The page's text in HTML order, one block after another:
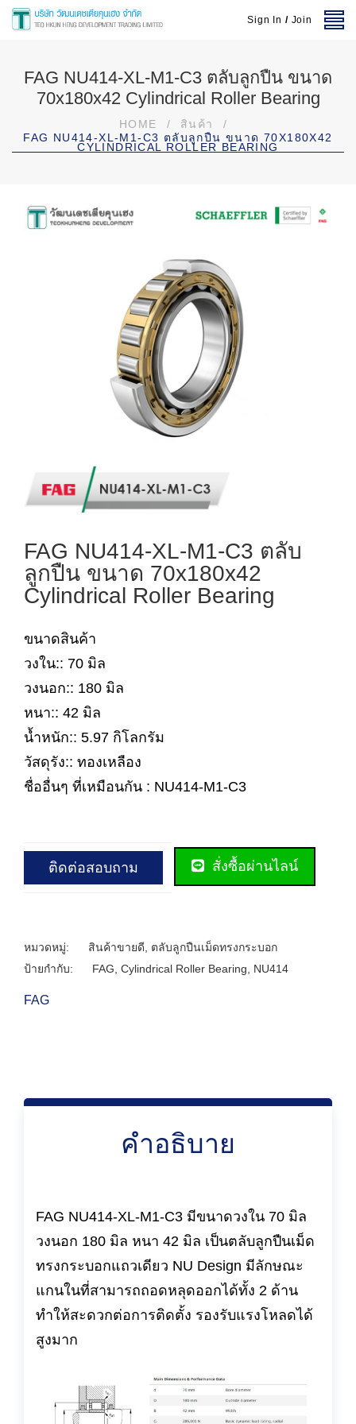
Sign In / Join
FAG NU414-XL-M1-C3 ตลับลูกปืน ขนาด
70x180x42 Cylindrical Roller Bearing
HOME / สินค้า
/
FAG NU414-XL-M1-C3 ตลับลูกปืน ขนาด 70X180X42
CYLINDRICAL ROLLER BEARING
FAG NU414-XL-M1-C3 ตลับ
ลูกปืน ขนาด 70x180x42
Cylindrical Roller Bearing
ขนาดสินค้า
วงใน:: 70 มิล
วงนอก:: 180 มิล
หนา:: 42 มิล
น้ำหนัก:: 5.97 กิโลกรัม
วัสดุรัง:: ทองเหลือง
ชื่ออื่นๆ ที่เหมือนกัน : NU414-M1-C3
ติดต่อสอบถาม สั่งซื้อผ่านไลน์
หมวดหมู่: สินค้าขายดี
ตลับลูกปืนเม็ดทรงกระบอก
ป้ายกำกับ:
FAG Cylindrical Roller Bearing NU414
FAG
คำอธิบาย
FAG NU414-XL-M1-C3 มีขนาดวงใน 70 มิล
วงนอก 180 มิล หนา 42 มิล เป็นตลับลูกปืนเม็ด
ทรงกระบอกแถวเดียว NU Design มีลักษณะ
แกนในที่สามารถถอดหลุดออกได้ทั้ง 2 ด้าน
ทำให้สะดวกต่อการติดตั้ง รองรับแรงโหลดได้
สูงมาก